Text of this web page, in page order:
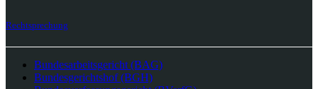
Rechtsprechung
Bundesarbeitsgericht (BAG)
Bundesgerichtshof (BGH)